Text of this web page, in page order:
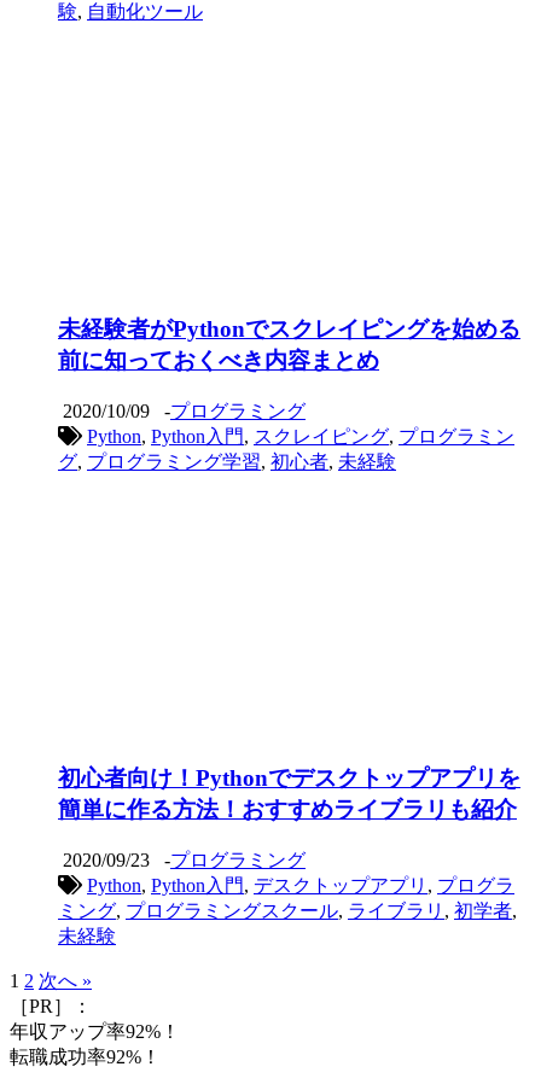
験, 自動化ツール
未経験者がPythonでスクレイピングを始める
前に知っておくべき内容まとめ
2020/10/09 -プログラミング
Python, Python入門, スクレイピング, プログラミン
グ, プログラミング学習, 初心者, 未経験
初心者向け！Pythonでデスクトップアプリを
簡単に作る方法！おすすめライブラリも紹介
2020/09/23 -プログラミング
Python, Python入門, デスクトップアプリ , プログラ
ミング, プログラミングスクール, ライブラリ , 初学者,
未経験
1 2 次へ »
［PR］：
年収アップ率92%！
転職成功率92%！